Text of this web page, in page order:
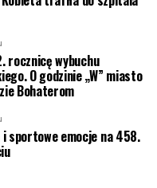
rocznicę wybuchu
O godzinie „W” miasto
Bohaterom
sportowe emocje na 458.